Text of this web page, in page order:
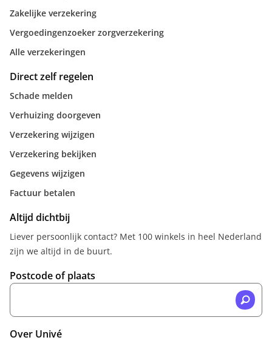
Zakelijke verzekering
Vergoedingenzoeker zorgverzekering
Alle verzekeringen
Direct zelf regelen
Schade melden
Verhuizing doorgeven
Verzekering wijzigen
Verzekering bekijken
Gegevens wijzigen
Factuur betalen
Altijd dichtbij
Liever persoonlijk contact? Met 100 winkels in heel Nederland
zijn we altijd in de buurt.
Postcode of plaats
Over Univé